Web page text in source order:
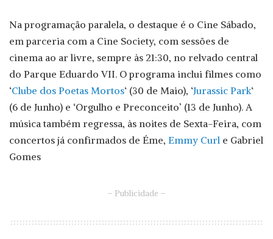
Na programação paralela, o destaque é o Cine Sábado,
em parceria com a Cine Society, com sessões de
cinema ao ar livre, sempre às 21:30, no relvado central
do Parque Eduardo VII. O programa inclui filmes como
‘Clube dos Poetas Mortos‘ (30 de Maio), ‘Jurassic Park‘
(6 de Junho) e ‘Orgulho e Preconceito’ (13 de Junho). A
música também regressa, às noites de Sexta-Feira, com
concertos já confirmados de Éme, Emmy Curl e Gabriel
Gomes
– Publicidade –